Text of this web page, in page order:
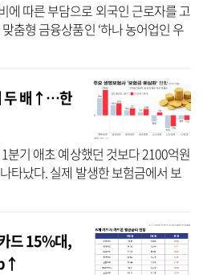
에 따른 부담으로 외국인 근로자를 고
춤형 금융상품인 ‘하나 농어업인 우
다. 하나은행에 따르면 ‘하나 농어업
두 배↑…한
분기 애초 예상했던 것보다 2100억원
타났다. 실제 발생한 보험금에서 보
보험금 예실차(이하 예실차)’라고 한
드 15%대,